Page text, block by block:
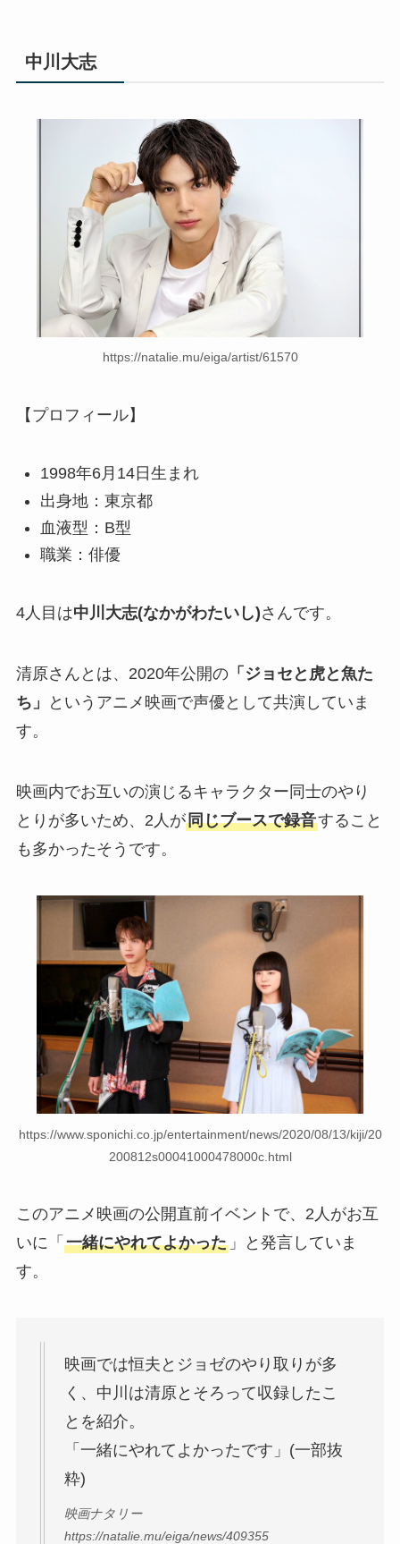
中川大志
https://natalie.mu/eiga/artist/61570
【プロフィール】
1998年6月14日生まれ
出身地：東京都
血液型：B型
職業：俳優
4人目は中川大志(なかがわたいし)さんです。
清原さんとは、2020年公開の「ジョセと虎と魚た
ち」
というアニメ映画で声優として共演していま
す。
映画内でお互いの演じるキャラクター同士のやり
とりが多いため、2人が同じブースで録音すること
も多かったそうです。
https://www.sponichi.co.jp/entertainment/news/2020/08/13/kiji/20
200812s00041000478000c.html
このアニメ映画の公開直前イベントで、2人がお互
いに「 一緒にやれてよかった」と発言していま
す。
映画では恒夫とジョゼのやり取りが多
く、中川は清原とそろって収録したこ
とを紹介。
「一緒にやれてよかったです」 (一部抜
粋)
映画ナタリー
https://natalie.mu/eiga/news/409355